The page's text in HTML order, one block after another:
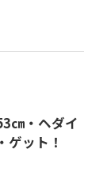
㎝・ヘダイ
ゲット！